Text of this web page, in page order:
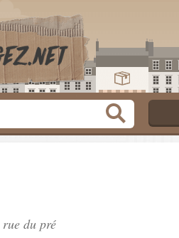
rue du pré